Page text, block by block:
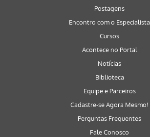
Postagens
Encontro com o Especialista
Cursos
Acontece no Portal
Notícias
Biblioteca
Equipe e Parceiros
Cadastre-se Agora Mesmo!
Perguntas Frequentes
Fale Conosco